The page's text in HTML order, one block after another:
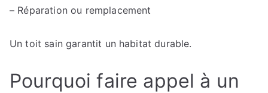
– Réparation ou remplacement
Un toit sain garantit un habitat durable.
Pourquoi faire appel à un